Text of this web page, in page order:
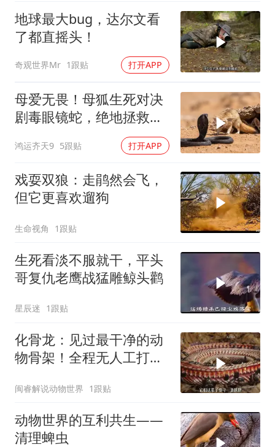
地球最大bug，达尔文看
了都直摇头！
奇观世界Mr 1跟贴 打开APP
母爱无畏！母狐生死对决
剧毒眼镜蛇，绝地拯救幼
鸿运齐天9 5跟贴 打开APP
戏耍双狼：走鹃然会飞，
但它更喜欢遛狗
生命视角 1跟贴
生死看淡不服就干，平头
哥复仇老鹰战猛雕鲸头鹳
星辰迷 1跟贴
化骨龙：见过最干净的动
物骨架！全程无人工打
闽睿解说动物世界 1跟贴
动物世界的互利共生——
清理蜱虫